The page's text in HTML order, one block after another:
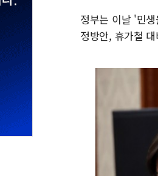
정부는 이날 '민
정방안, 휴가철